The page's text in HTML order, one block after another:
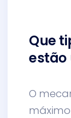
Que
estão
O